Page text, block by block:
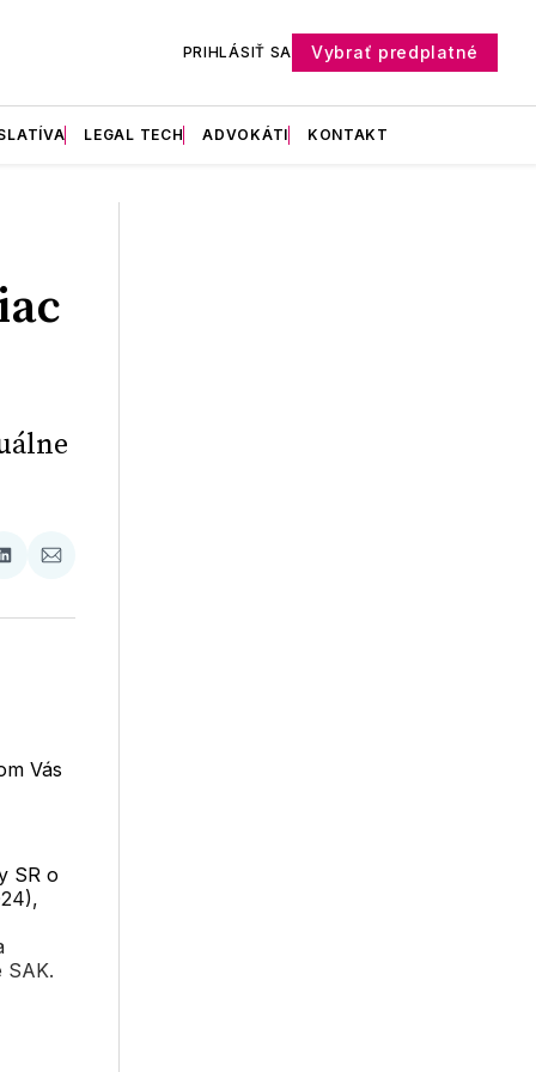
PRIHLÁSIŤ SA Vybrať predplatné
LEGAL TECH ADVOKÁTI KONTAKT
Zdieľať
LinkedIne
Zdieľať
E-
Vás
SR o
SAK.